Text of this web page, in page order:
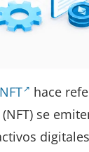
hace
se